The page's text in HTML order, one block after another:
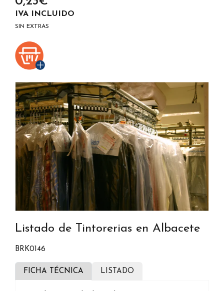
IVA INCLUIDO
SIN EXTRAS
Listado de Tintorerias en Albacete
BRK0146
FICHA TÉCNICA LISTADO